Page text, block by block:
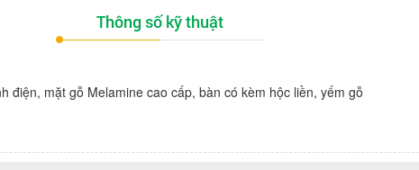
Thông số kỹ thuật
điện, mặt gỗ Melamine cao cấp, bàn có kèm hộc liền, yếm gỗ